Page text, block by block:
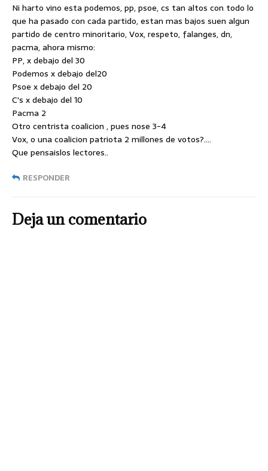
Ni harto vino esta podemos, pp, psoe, cs tan altos con todo lo
que ha pasado con cada partido, estan mas bajos suen algun
partido de centro minoritario, Vox, respeto, falanges, dn,
pacma, ahora mismo:
PP, x debajo del 30
Podemos x debajo del20
Psoe x debajo del 20
C's x debajo del 10
Pacma 2
Otro centrista coalicion , pues nose 3-4
Vox, o una coalicion patriota 2 millones de votos?….
Que pensaislos lectores..
RESPONDER
Deja un comentario